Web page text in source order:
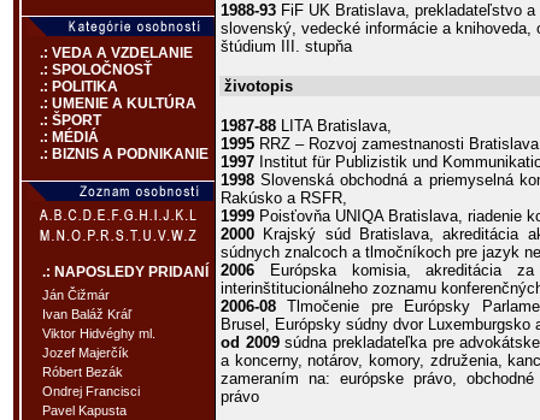
.: VEDA A VZDELANIE
.: SPOLOČNOSŤ
.: POLITIKA
.: UMENIE A KULTÚRA
.: ŠPORT
.: MÉDIÁ
.: BIZNIS A PODNIKANIE
.: NAPOSLEDY PRIDANÍ
Ján Čižmár
Ivan Baláž Kráľ
Viktor Hidvéghy ml.
Jozef Majerčík
Róbert Bezák
Ondrej Francisci
Pavel Kapusta
1988-93 FiF UK Bratislava, prekladateľstvo
slovenský, vedecké informácie a knihoveda,
štúdium III. stupňa
životopis
1987-88 LITA Bratislava,
1995 RRZ – Rozvoj zamestnanosti
1997 Institut für Publizistik und
1998 Slovenská obchodná a priemyselná
Rakúsko a RSFR,
1999 Poisťovňa UNIQA Bratislava, riadenie
2000 Krajský súd Bratislava, akreditácia
súdnych znalcoch a tlmočníkoch pre jazyk
2006 Európska komisia, akreditácia
interinštitucionálneho zoznamu
2006-08 Tlmočenie pre Európsky
Brusel, Európsky súdny dvor
od 2009súdna prekladateľka pre
a koncerny, notárov, komory, združenia,
zameraním na: európske právo,
právo